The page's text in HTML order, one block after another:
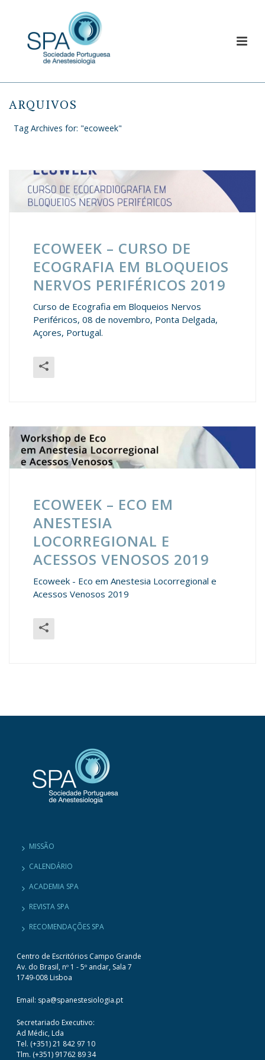
ARQUIVOS
Tag Archives for: "ecoweek"
ECOWEEK – CURSO DE
ECOGRAFIA EM BLOQUEIOS
NERVOS PERIFÉRICOS 2019
Curso de Ecografia em Bloqueios Nervos
Periféricos, 08 de novembro, Ponta Delgada,
Açores, Portugal.
ECOWEEK – ECO EM
ANESTESIA
LOCORREGIONAL E
ACESSOS VENOSOS 2019
Ecoweek - Eco em Anestesia Locorregional e
Acessos Venosos 2019
MISSÃO
CALENDÁRIO
ACADEMIA SPA
REVISTA SPA
RECOMENDAÇÕES SPA
Centro de Escritórios Campo Grande
Av. do Brasil, nº 1 - 5º andar, Sala 7
1749-008 Lisboa
Email: spa@spanestesiologia.pt
Secretariado Executivo:
Ad Médic, Lda
Tel. (+351) 21 842 97 10
Tlm. (+351) 91762 89 34